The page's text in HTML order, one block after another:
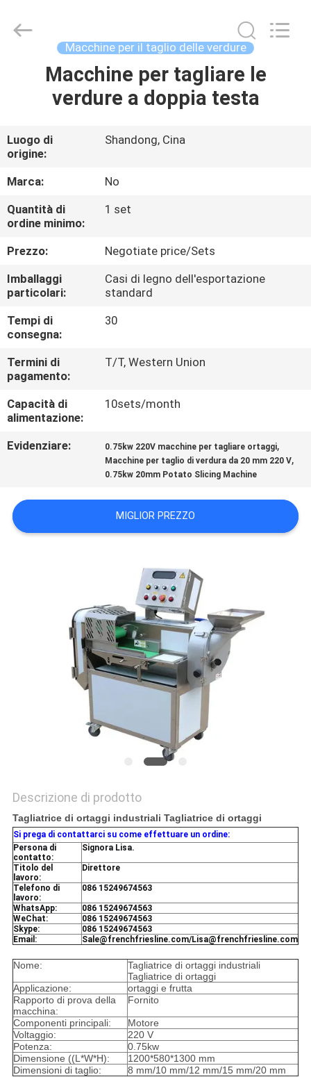
CASA
CIRCA
NOI
GIRO
DELLA
FABBRICA
CONTROLLO
DI
QUALITÀ
CONTATTICI
CASI
Macchine per il taglio delle verdure
Macchine per tagliare le
verdure a doppia testa
Luogo di
origine:
Shandong, Cina
Marca:
No
Quantità di
ordine minimo:
1 set
Prezzo:
Negotiate price/Sets
Imballaggi
particolari:
Casi di legno dell'esportazione
standard
Tempi di
consegna:
30
Termini di
pagamento:
T/T, Western Union
Capacità di
alimentazione:
10sets/month
Evidenziare: 0.75kw 220V macchine per tagliare ortaggi,
Macchine per taglio di verdura da 20 mm 220 V,
0.75kw 20mm Potato Slicing Machine
MIGLIOR PREZZO
Descrizione di prodotto
Tagliatrice di ortaggi industriali Tagliatrice di ortaggi
Si prega di contattarci su come effettuare un ordine:
Persona di
contatto:
Signora Lisa.
Titolo del
lavoro:
Direttore
Telefono di
lavoro:
086 15249674563
WhatsApp:
086 15249674563
WeChat:
086 15249674563
Skype:
086 15249674563
Email:
Sale@frenchfriesline.com/Lisa@frenchfriesline.com
Nome:
Tagliatrice di ortaggi industriali
Tagliatrice di ortaggi
Applicazione:
ortaggi e frutta
Rapporto di prova della
macchina:
Fornito
Componenti principali:
Motore
Voltaggio:
220 V
Potenza:
0.75kw
Dimensione ((L*W*H):
1200*580*1300 mm
Dimensioni di taglio:
8 mm/10 mm/12 mm/15 mm/20 mm